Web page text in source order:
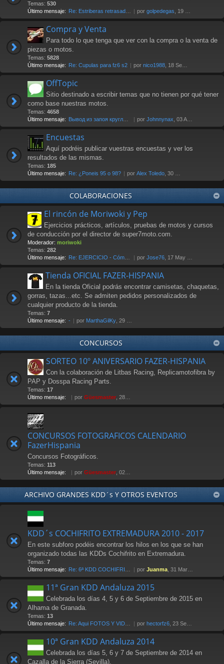
Temas: 530
Último mensaje: Re: Estriberas retrasadas por golpedegas , 19 Nov 2024 13:08
Compra y Venta
Para todo lo que tenga que ver con la compra o la venta de
piezas o motos.
Temas: 5828
Último mensaje: Re: Cupulas para fz6 s2 por nico1988 , 18 Sep 2025 07:03
OffTopic
Sitio destinado a escribir temas que no tienen por qué tener
como base nuestras motos.
Temas: 4658
Último mensaje: Вывод из запоя круглосуточно … por Johnnynax , 03 Ago 2026 17:29
Encuestas
Aquí podréis publicar vuestras encuestas y ver los
resultados de las mismas.
Temas: 185
Último mensaje: Re: ¿Poneis 95 o 98? por Alex Toledo , 30 Oct 2021 23:23
COLABORACIONES
El rincón de Moriwoki y Pep
Ejercicios prácticos, artículos, pruebas de motos y cursos
de conducción por el director de super7moto.com.
Moderador: moriwoki
Temas: 282
Último mensaje: Re: EJERCICIO - Cómo frenar. … por Jose76 , 17 May 2018 00:17
Tienda OFICIAL FAZER-HISPANIA
En la tienda Oficial podrás encontrar camisetas, chaquetas,
gorras, tazas...etc. Se admiten pedidos personalizados de
cualquier producto de la tienda.
Temas: 7
Último mensaje: - por MarthaGilKy , 29 Jul 2026 12:38
CONCURSOS
SORTEO 10º ANIVERSARIO FAZER-HISPANIA
Con la colaboración de Litbas Racing, Replicamotofibra by
PAP y Dosspa Racing Parts.
Temas: 17
Último mensaje:
por Güesmaster , 28 Nov 2011 20:13
CONCURSOS FOTOGRAFICOS CALENDARIO
FazerHispania
Concursos Fotográficos.
Temas: 113
Último mensaje:
por Güesmaster , 02 May 2012 21:07
ARCHIVO GRANDES KDD´s Y OTROS EVENTOS
KDD´s COCHIFRITO EXTREMADURA 2010 - 2017
En este subforo podéis encontrar los hilos en los que se han
organizado todas las KDDs Cochifrito en Extremadura.
Temas: 7
Último mensaje: Re: 6ª KDD COCHIFRITO 1-abri… por Juanma , 31 Mar 2017 00:14
11ª Gran KDD Andaluza 2015
Celebrada los días 4, 5 y 6 de Septiembre de 2015 en
Alhama de Granada.
Temas: 13
Último mensaje: Re: Aqui FOTOS Y VIDEOS por hectorfz6 , 23 Sep 2015 12:48
10ª Gran KDD Andaluza 2014
Celebrada los días 5, 6 y 7 de Septiembre de 2014 en
Cazalla de la Sierra (Sevilla).